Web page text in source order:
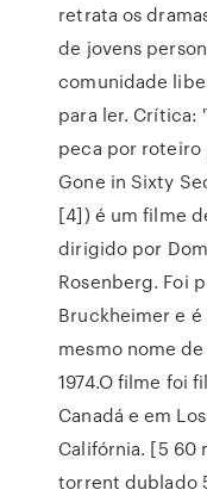
retrata os
de jovens
comunidade
para ler. Crítica:
peca por roteiro
Gone in Sixty
[4]) é um filme
dirigido por
Rosenberg. Foi
Bruckheimer e
mesmo nome
1974.O filme foi
Canadá e em
Califórnia. [5 60
torrent dublado